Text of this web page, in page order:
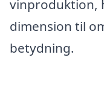
vinproduktion,
dimension til
betydning.